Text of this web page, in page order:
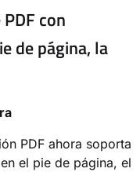
con
de página, la
PDF ahora soporta
el pie de página, el